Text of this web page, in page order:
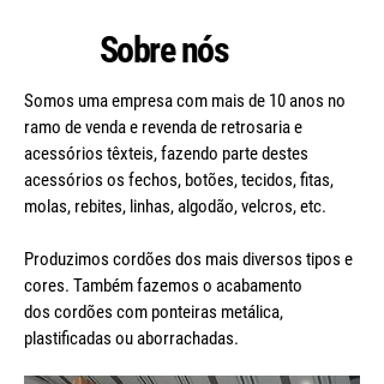
Sobre nós
Somos uma empresa com mais de 10 anos no
ramo de venda e revenda de retrosariae
acessórios têxteis, fazendo parte destes
acessórios os fechos, botões, tecidos,fitas,
molas, rebites, linhas, algodão, velcros, etc.
Produzimos cordões dos mais diversos tipos e
cores. Também fazemos o acabamento
dos cordões com ponteiras metálica,
plastificadas ou aborrachadas.